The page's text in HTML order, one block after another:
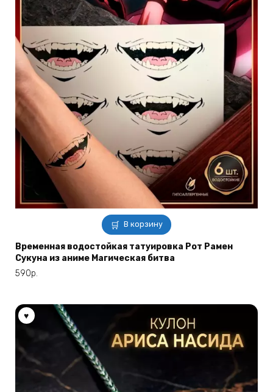
В корзину
Временная водостойкая татуировка Рот Рамен
Сукуна из аниме Магическая битва
590р.